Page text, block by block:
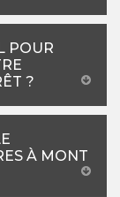
POUR
?
À MONT